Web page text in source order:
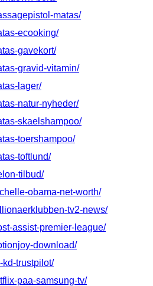
matas/
ecooking/
gavekort/
gravid-vitamin/
lager/
natur-nyheder/
skaelshampoo/
toershampoo/
toftlund/
tilbud/
obama-net-worth/
tv2-news/
assist-premier-league/
download/
kd-trustpilot/
paa-samsung-tv/